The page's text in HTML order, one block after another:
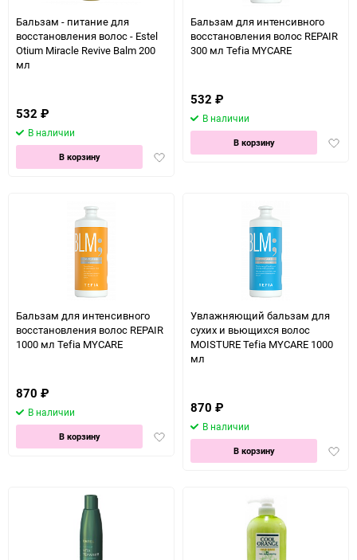
Бальзам - питание для
восстановления волос - Estel
Otium Miracle Revive Balm 200
мл
532 ₽
В наличии
Добавить
В корзину
Бальзам для интенсивного
восстановления волос REPAIR
300 мл Tefia MYCARE
532 ₽
В наличии
В корзину
Бальзам для интенсивного
восстановления волос REPAIR
1000 мл Tefia MYCARE
870 ₽
В наличии
Добавить
избранное
В корзину
Увлажняющий бальзам для
сухих и вьющихся волос
MOISTURE Tefia MYCARE 1000
мл
870 ₽
В наличии
В корзину